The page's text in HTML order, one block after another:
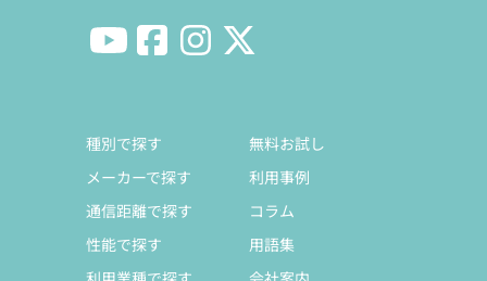
種別で探す
メーカーで探す
通信距離で探す
性能で探す
無料お試し
利用事例
コラム
用語集